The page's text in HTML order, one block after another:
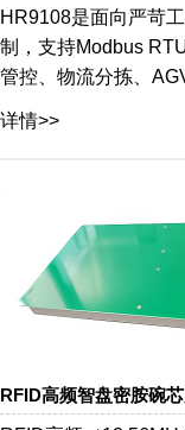
HR9108是面向严苛
制，支持Modbus
管控、物流分拣、
详情>>
RFID高频智盘密胺碗